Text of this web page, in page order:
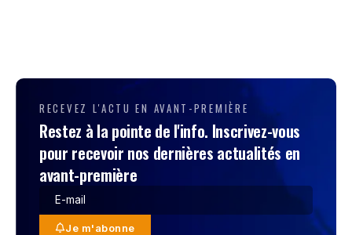
RECEVEZ L'ACTU EN AVANT-PREMIÈRE
Restez à la pointe de l'info. Inscrivez-vous
pour recevoir nos dernières actualités en
avant-première
Je m'abonne